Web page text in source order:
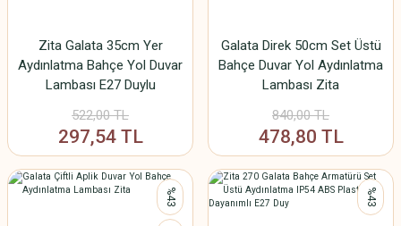
Zita Galata 35cm Yer
Aydınlatma Bahçe Yol Duvar
Lambası E27 Duylu
522,00 TL
297,54 TL
Galata Direk 50cm Set Üstü
Bahçe Duvar Yol Aydınlatma
Lambası Zita
840,00 TL
478,80 TL
%43 %43